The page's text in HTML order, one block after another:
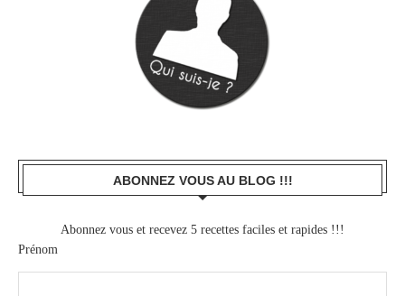
ABONNEZ VOUS AU BLOG !!!
Abonnez vous et recevez 5 recettes faciles et rapides !!!
Prénom